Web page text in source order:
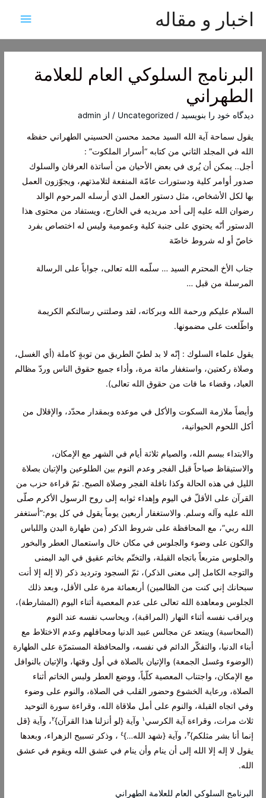
اخبار و مقاله
اصلی
البرنامج السلوكي العام للعلامة
الطهراني
دیدگاه‌ خود را بنویسید /
Uncategorized / از admin
يقول سماحة آية الله السيد محمد محسن الحسيني الطهراني حفظه
الله في المجلد الثاني من كتابه “أسرار الملكوت” :
أجل.. يمكن أن يُرى في بعض الأحيان من أساتذة العرفان والسلوك
صدور أوامر كلية ودستورات عامّة المنفعة لتلامذتهم، ويجوّزون العمل
بها لكل الأشخاص، مثل دستور العمل الذي أرسله المرحوم الوالد
رضوان الله عليه إلى أحد مريديه في الخارج، ويستفاد من محتوى هذا
الدستور أنّه يحتوي على جنبة كلية وعمومية وليس له اختصاص بفرد
خاصّ أو له شروط خاصّة
جناب الأخ المحترم السيد … سلّمه الله تعالى، جواباً على الرسالة
المرسلة من قبل …
السلام عليكم ورحمة الله وبركاته، لقد وصلتني رسالتكم الكريمة
واطّلعت على مضمونها.
يقول علماء السلوك : إنّه لا بد لطيّ الطريق من توبةٍ كاملة (أي الغسل،
وصلاة ركعتين، واستغفار مائة مرة، وأداء جميع حقوق الناس وردّ مظالم
العباد، وقضاء ما فات من حقوق الله تعالى).
وأيضاً ملازمة السكوت والأكل في موعده وبمقدار محدّد، والإقلال من
أكل اللحوم الحيوانية،
والابتداء ببسم الله، والصيام ثلاثة أيام في الشهر مع الإمكان،
والاستيقاظ صباحاً قبل الفجر وعدم النوم بين الطلوعين والإتيان بصلاة
الليل في هذه الحالة وكذا نافلة الفجر وصلاة الصبح. ثمّ قراءة حزب من
القرآن على الأقلّ في اليوم وإهداء ثوابه إلى روح الرسول الأكرم صلّى
الله عليه وآله وسلم. والاستغفار أربعين يوماً يقول في كل يوم:”أستغفر
الله ربي”، مع المحافظة على شروط الذكر (من طهارة البدن واللباس
والكون على وضوء والجلوس في مكان خال واستعمال العطر والبخور
والجلوس متربعاً باتجاه القبلة، والتختّم بخاتم عقيق في اليد اليمنى
والتوجه الكامل إلى معنى الذكر)، ثمّ السجود وترديد ذكر (لا إله إلا أنت
سبحانك إني كنت من الظالمين) أربعمائة مرة على الأقل، وبعد ذلك
الجلوس ومعاهدة الله تعالى على عدم المعصية أثناء اليوم (المشارطة)،
ويراقب نفسه أثناء النهار (المراقبة)، ويحاسب نفسه عند النوم
(المحاسبة) ويبتعد عن مجالس عبيد الدنيا ومحافلهم وعدم الاختلاط مع
أبناء الدنيا، والتفكّر الدائم في نفسه، والمحافظة المستمرّة على الطهارة
(الوضوء وغسل الجمعة) والإتيان بالصلاة في أول وقتها، والإتيان بالنوافل
مع الإمكان، واجتناب المعصية كلّياً، ووضع العطر ولبس الخاتم أثناء
الصلاة، ورعاية الخشوع وحضور القلب في الصلاة، والنوم على وضوء
وفي اتجاه القبلة، والنوم على أمل ملاقاة الله، وقراءة سورة التوحيد
ثلاث مرات، وقراءة آية الكرسي۱ وآية {لو أنزلنا هذا القرآن}٢، وآية {قل
إنما أنا بشر مثلكم}٣، وآية {شهد الله…}٤ ، وذكر تسبيح الزهراء، وبعدها
يقول لا إله إلا الله إلى أن ينام وأن ينام في عشق الله ويقوم في عشق
الله.
البرنامج السلوكي العام للعلامة الطهراني